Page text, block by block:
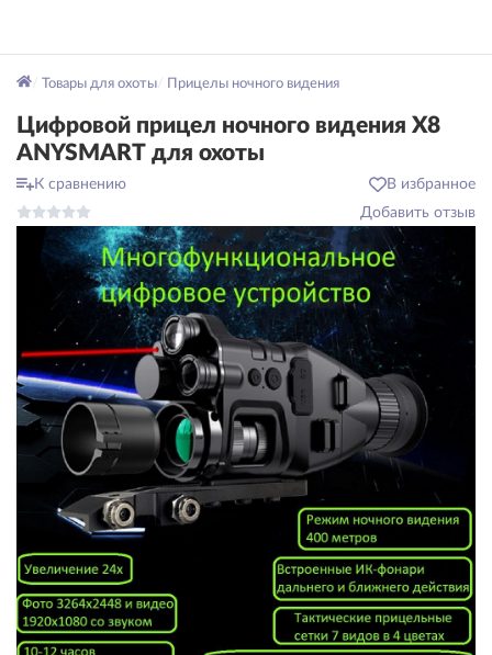
Товары для охоты Прицелы ночного видения
Цифровой прицел ночного видения X8
ANYSMART для охоты
К сравнению
В избранное
Добавить отзыв